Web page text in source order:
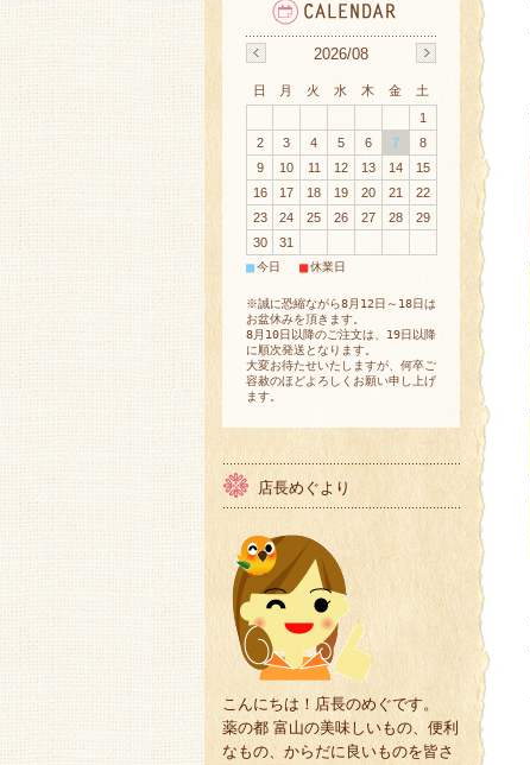
2026/08
日 月 火 水 木 金
土
1
2
3 4 5 6 7
8
9
10 11 12 13 14
15
16
17 18 19 20 21
22
23
24 25 26 27 28
29
30
31
■今日 ■休業日
※誠に恐縮ながら8月12日～18日は
お盆休みを頂きます。
8月10日以降のご注文は、19日以降
に順次発送となります。
大変お待たせいたしますが、何卒ご
容赦のほどよろしくお願い申し上げ
ます。
店長めぐより
こんにちは！店長のめぐです。
薬の都 富山の美味しいもの、便利
なもの、からだに良いものを皆さ